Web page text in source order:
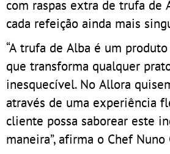
com raspas extra de trufa de
cada refeição ainda mais
“A trufa de Alba é um
que transforma qualquer
inesquecível. No Allora
através de uma experiência
cliente possa saborear este
maneira”, afirma o Chef